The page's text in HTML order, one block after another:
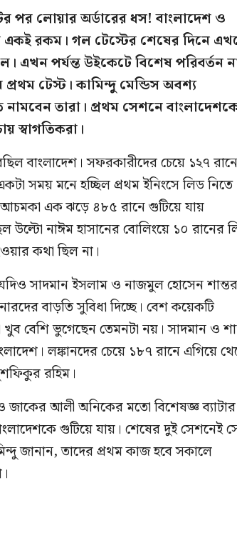
পর লোয়ার অর্ডারের ধস! বাংলাদেশ ও
একই রকম। গল টেস্টের শেষের দিনে
এখন পর্যন্ত উইকেটে বিশেষ পরিবর্তন
টেস্ট। কামিন্দু মেন্ডিস অবশ্য
তারা। প্রথম সেশনে
বাংলাদেশ। সফরকারীদের চেয়ে ১২৭
সময় মনে হচ্ছিল প্রথম ইনিংসে লিড নিতে
আচমকা এক ঝড়ে ৪৮৫ রানে গুটিয়ে যায়
উল্টো নাঈম হাসানের বোলিংয়ে ১০ রানের
কথা ছিল না।
সাদমান ইসলাম ও নাজমুল হোসেন
বাড়তি সুবিধা দিচ্ছে। বেশ কয়েকটি
খুব বেশি ভুগেছেন তেমনটা নয়। সাদমান ও
লঙ্কানদের চেয়ে ১৮৭ রানে এগিয়ে
রহিম।
জাকের আলী অনিকের মতো বিশেষজ্ঞ
গুটিয়ে যায়। শেষের দুই সেশনেই
জানান, তাদের প্রথম কাজ হবে সকালে